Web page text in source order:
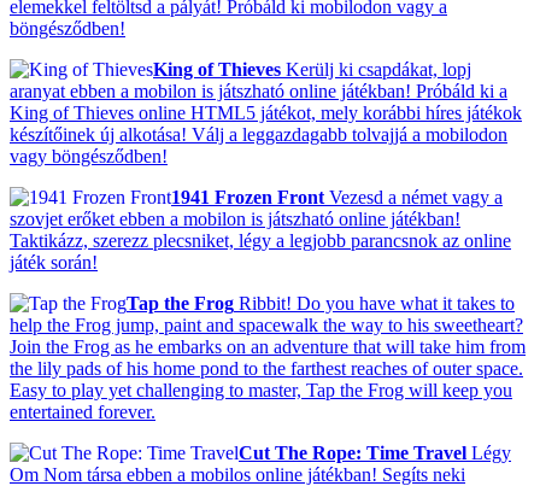
elemekkel feltöltsd a pályát! Próbáld ki mobilodon vagy a
böngésződben!
King of Thieves Kerülj ki csapdákat, lopj
aranyat ebben a mobilon is játszható online játékban! Próbáld ki a
King of Thieves online HTML5 játékot, mely korábbi híres játékok
készítőinek új alkotása! Válj a leggazdagabb tolvajjá a mobilodon
vagy böngésződben!
1941 Frozen Front Vezesd a német vagy a
szovjet erőket ebben a mobilon is játszható online játékban!
Taktikázz, szerezz plecsniket, légy a legjobb parancsnok az online
játék során!
Tap the Frog Ribbit! Do you have what it takes to
help the Frog jump, paint and spacewalk the way to his sweetheart?
Join the Frog as he embarks on an adventure that will take him from
the lily pads of his home pond to the farthest reaches of outer space.
Easy to play yet challenging to master, Tap the Frog will keep you
entertained forever.
Cut The Rope: Time Travel Légy
Om Nom társa ebben a mobilos online játékban! Segíts neki